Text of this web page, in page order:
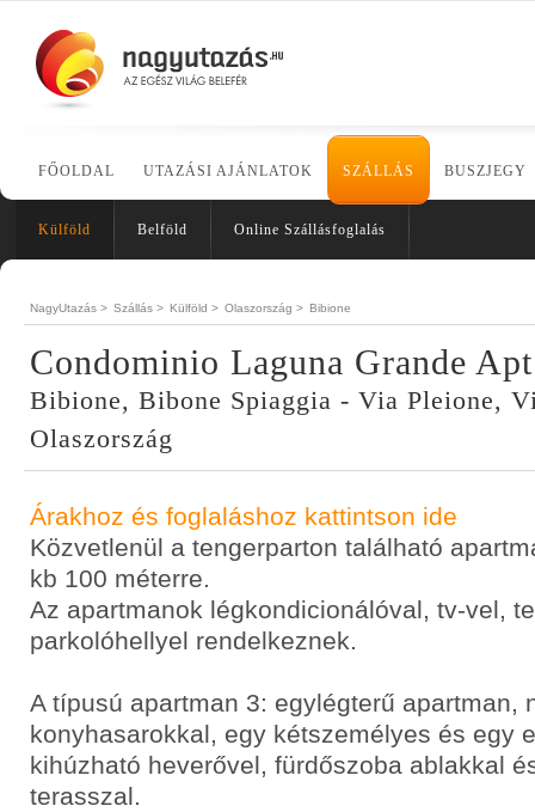
FŐOLDAL UTAZÁSI AJÁNLATOK SZÁLLÁS BUSZJEGY
Külföld Belföld Online Szállásfoglalás
NagyUtazás > Szállás > Külföld > Olaszország > Bibione
Condominio Laguna Grande
Bibione, Bibone Spiaggia - Via Pleione,
Olaszország
Árakhoz és foglaláshoz kattintson ide
Közvetlenül a tengerparton található
kb 100 méterre.
Az apartmanok légkondicionálóval, tv-vel,
parkolóhellyel rendelkeznek.
A típusú apartman 3: egylégterű apartman,
konyhasarokkal, egy kétszemélyes és egy
kihúzható heverővel, fürdőszoba ablakkal
terasszal.